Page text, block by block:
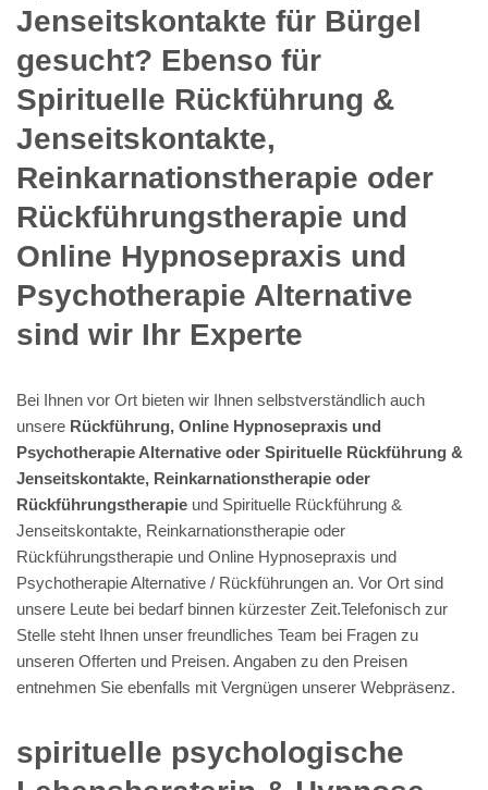
Jenseitskontakte für Bürgel
gesucht? Ebenso für
Spirituelle Rückführung &
Jenseitskontakte,
Reinkarnationstherapie oder
Rückführungstherapie und
Online Hypnosepraxis und
Psychotherapie Alternative
sind wir Ihr Experte
Bei Ihnen vor Ort bieten wir Ihnen selbstverständlich auch
unsere Rückführung, Online Hypnosepraxis und
Psychotherapie Alternative oder Spirituelle Rückführung &
Jenseitskontakte, Reinkarnationstherapie oder
Rückführungstherapie und Spirituelle Rückführung &
Jenseitskontakte, Reinkarnationstherapie oder
Rückführungstherapie und Online Hypnosepraxis und
Psychotherapie Alternative / Rückführungen an. Vor Ort sind
unsere Leute bei bedarf binnen kürzester Zeit.Telefonisch zur
Stelle steht Ihnen unser freundliches Team bei Fragen zu
unseren Offerten und Preisen. Angaben zu den Preisen
entnehmen Sie ebenfalls mit Vergnügen unserer Webpräsenz.
spirituelle psychologische